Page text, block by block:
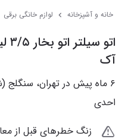
خانه و آشپزخانه لوازم خانگی برقی
آک
۶ ماه پیش در تهران،
احدی
زنگ خطرهای قبل از